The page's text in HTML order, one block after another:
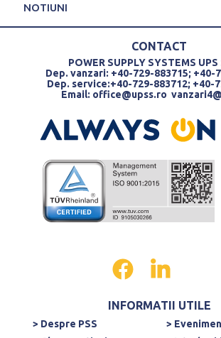
NOTIUNI
CONTACT
POWER SUPPLY SYSTEMS UPS
Dep. vanzari: +40-729-883715; +40-
Dep. service:+40-729-883712; +40-
Email: office@upss.ro
INFORMATII UTILE
> Despre PSS
>